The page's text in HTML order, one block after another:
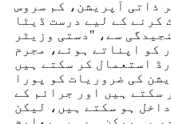
ذاتی آپریشن، کم سروس
کرنے کے لیے درست ڈیٹا
سے، "دستی وزیٹر
کو اپناتے ہوئے، مجرم
استعمال کر سکتے ہیں
کی ضروریات کو پورا
سکتے ہیں اور جرائم کے
ہو سکتے ہیں، لیکن
یہ ممکن ہے۔ یہ معلوم